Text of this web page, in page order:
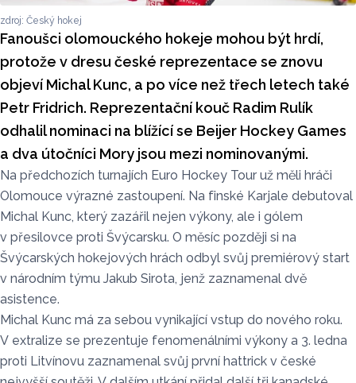
zdroj: Český hokej
Fanoušci olomouckého hokeje mohou být hrdí,
protože v dresu české reprezentace se znovu
objeví Michal Kunc, a po více než třech letech také
Petr Fridrich. Reprezentační kouč Radim Rulík
odhalil nominaci na blížící se Beijer Hockey Games
a dva útočníci Mory jsou mezi nominovanými.
Na předchozích turnajích Euro Hockey Tour už měli hráči
Olomouce výrazné zastoupení. Na finské Karjale debutoval
Michal Kunc, který zazářil nejen výkony, ale i gólem
v přesilovce proti Švýcarsku. O měsíc později si na
Švýcarských hokejových hrách odbyl svůj premiérový start
v národním týmu Jakub Sirota, jenž zaznamenal dvě
asistence.
Michal Kunc má za sebou vynikající vstup do nového roku.
V extralize se prezentuje fenomenálními výkony a 3. ledna
proti Litvínovu zaznamenal svůj první hattrick v české